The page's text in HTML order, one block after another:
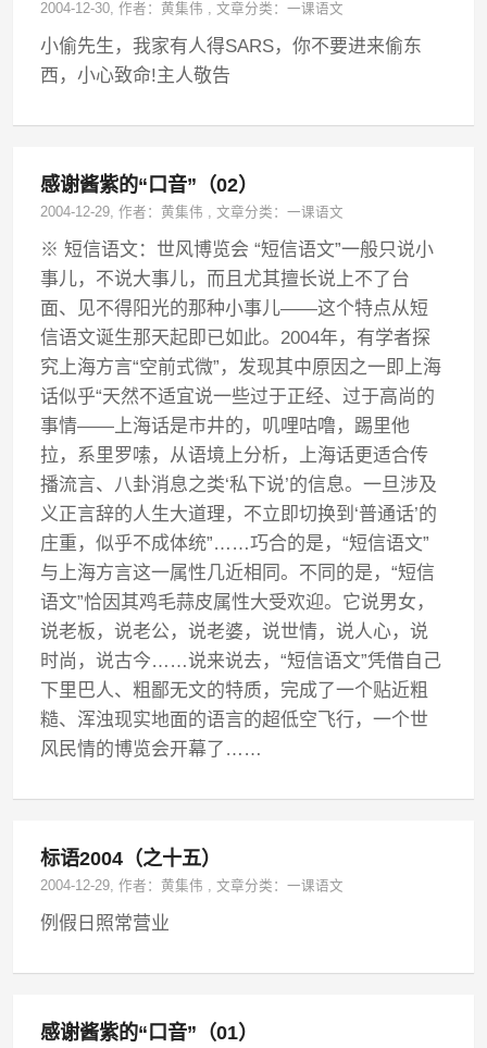
2004-12-30, 作者：黄集伟 ,文章分类：一课语文
小偷先生，我家有人得SARS，你不要进来偷东
西，小心致命!主人敬告
感谢酱紫的“口音”（02）
2004-12-29, 作者：黄集伟 ,文章分类：一课语文
※ 短信语文：世风博览会 “短信语文”一般只说小
事儿，不说大事儿，而且尤其擅长说上不了台
面、见不得阳光的那种小事儿——这个特点从短
信语文诞生那天起即已如此。2004年，有学者探
究上海方言“空前式微”，发现其中原因之一即上海
话似乎“天然不适宜说一些过于正经、过于高尚的
事情——上海话是市井的，叽哩咕噜，踢里他
拉，系里罗嗦，从语境上分析，上海话更适合传
播流言、八卦消息之类‘私下说’的信息。一旦涉及
义正言辞的人生大道理，不立即切换到‘普通话’的
庄重，似乎不成体统”……巧合的是，“短信语文”
与上海方言这一属性几近相同。不同的是，“短信
语文”恰因其鸡毛蒜皮属性大受欢迎。它说男女，
说老板，说老公，说老婆，说世情，说人心，说
时尚，说古今……说来说去，“短信语文”凭借自己
下里巴人、粗鄙无文的特质，完成了一个贴近粗
糙、浑浊现实地面的语言的超低空飞行，一个世
风民情的博览会开幕了……
标语2004（之十五）
2004-12-29, 作者：黄集伟 ,文章分类：一课语文
例假日照常营业
感谢酱紫的“口音”（01）